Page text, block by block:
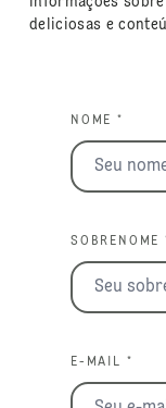
deliciosas e
NOME *
SOBRENOME
E-MAIL *